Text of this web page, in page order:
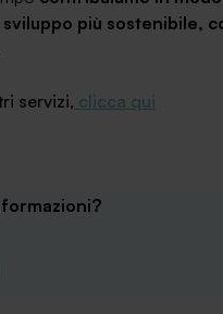
più sostenibile,
servizi, clicca qui